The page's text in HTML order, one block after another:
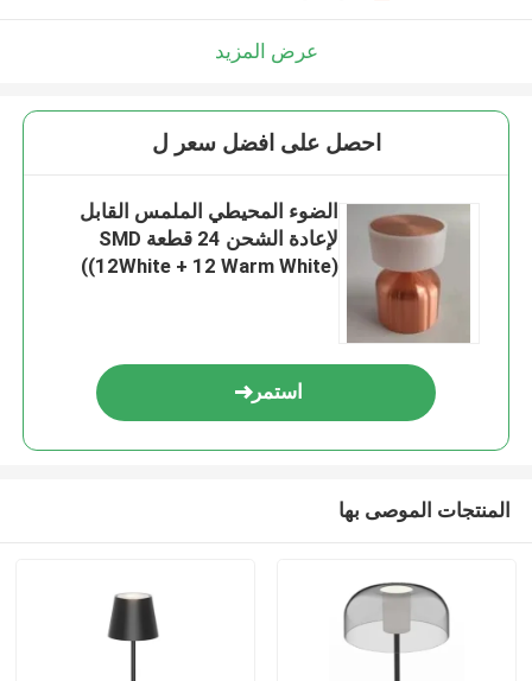
عرض المزيد
احصل على افضل سعر ل
الضوء المحيطي الملمس القابل
لإعادة الشحن 24 قطعة SMD
((12White + 12 Warm White)
استمر
المنتجات الموصى بها